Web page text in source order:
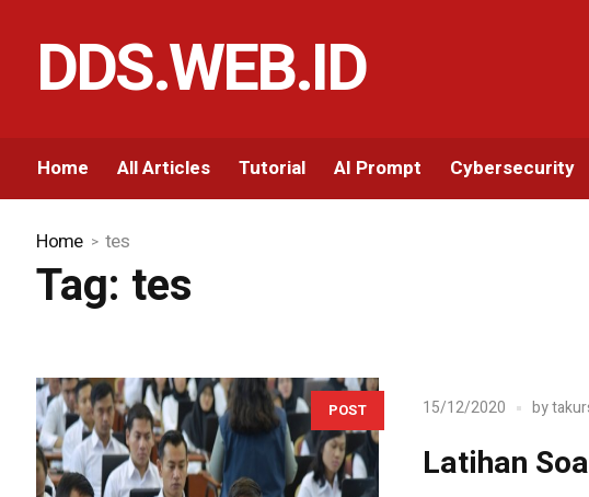
DDS.WEB.ID
Home All Articles Tutorial AI Prompt Cybersecurity
Home tes
Tag: tes
POST 15/12/2020 by
Latihan